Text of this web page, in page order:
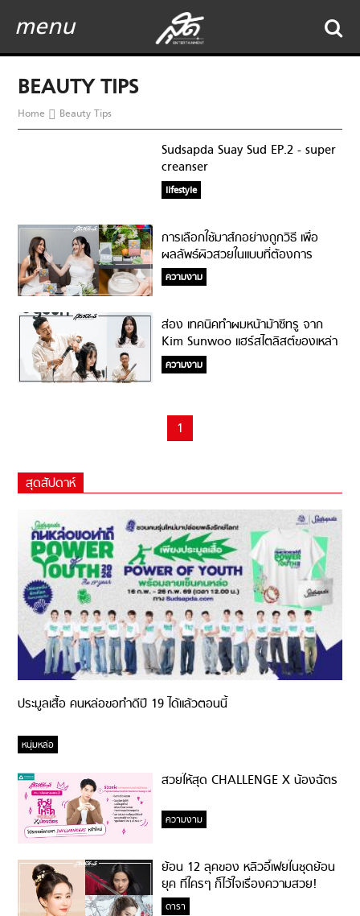
menu
BEAUTY TIPS
Home Beauty Tips
Sudsapda Suay Sud EP.2 - super
creanser
lifestyle
การเลือกใช้มาส์กอย่างถูกวิธี เพื่อ
ผลลัพธ์ผิวสวยในแบบที่ต้องการ
ความงาม
ส่อง เทคนิคทำผมหน้าม้าซีทรู จาก
Kim Sunwoo แฮร์สไตลิสต์ของเหล่า
ไอดอลเกาหลี
ความงาม
1
สุดสัปดาห์
ประมูลเสื้อ คนหล่อขอทำดีปี 19 ได้แล้วตอนนี้
หนุ่มหล่อ
สวยให้สุด CHALLENGE X น้องฉัตร
ความงาม
ย้อน 12 ลุคของ หลิวอี้เฟยในชุดย้อน
ยุค ที่ใครๆ ก็ไว้ใจเรื่องความสวย!
ดารา